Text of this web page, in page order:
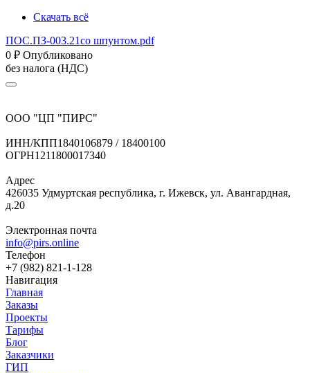
Скачать всё
ПОС.ПЗ-003.21со шпунтом.pdf
0 ₽ Опубликовано
без налога (НДС)
ООО "ЦП "ПИРС"
ИНН/КПП1840106879 / 18400100
ОГРН1211800017340
Адрес
426035 Удмуртская республика, г. Ижевск, ул. Авангардная,
д.20
Электронная почта
info@pirs.online
Телефон
+7 (982) 821-1-128
Навигация
Главная
Заказы
Проекты
Тарифы
Блог
Заказчики
ГИП